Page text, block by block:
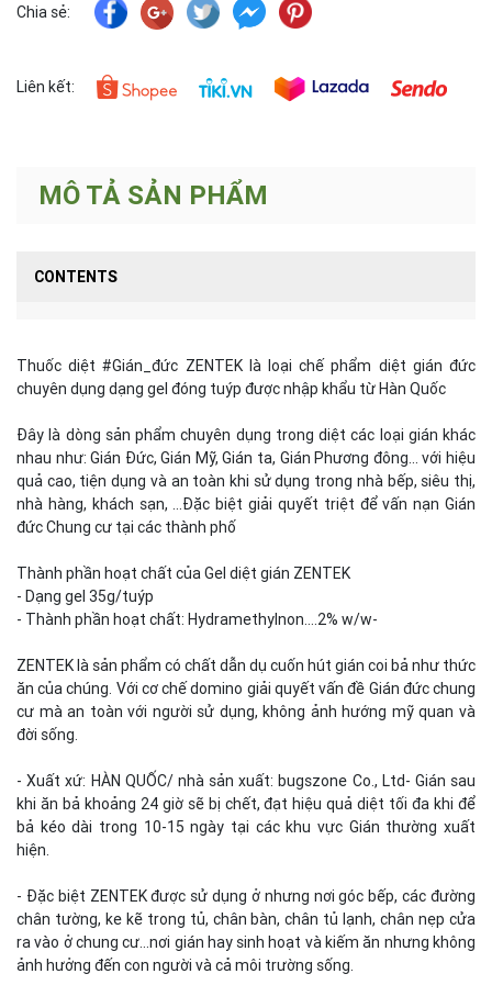
Chia sẻ:
Liên kết:
MÔ TẢ SẢN PHẨM
CONTENTS
Thuốc diệt #Gián_đức ZENTEK là loại chế phẩm diệt gián đức
chuyên dụng dạng gel đóng tuýp được nhập khẩu từ Hàn Quốc
Đây là dòng sản phẩm chuyên dụng trong diệt các loại gián khác
nhau như: Gián Đức, Gián Mỹ, Gián ta, Gián Phương đông... với hiệu
quả cao, tiện dụng và an toàn khi sử dụng trong nhà bếp, siêu thị,
nhà hàng, khách sạn, …Đặc biệt giải quyết triệt để vấn nạn Gián
đức Chung cư tại các thành phố
Thành phần hoạt chất của Gel diệt gián ZENTEK
- Dạng gel 35g/tuýp
- Thành phần hoạt chất: Hydramethylnon….2% w/w-
ZENTEK là sản phẩm có chất dẫn dụ cuốn hút gián coi bả như thức
ăn của chúng. Với cơ chế domino giải quyết vấn đề Gián đức chung
cư mà an toàn với người sử dụng, không ảnh hướng mỹ quan và
đời sống.
- Xuất xứ: HÀN QUỐC/ nhà sản xuất: bugszone Co., Ltd- Gián sau
khi ăn bả khoảng 24 giờ sẽ bị chết, đạt hiệu quả diệt tối đa khi để
bả kéo dài trong 10-15 ngày tại các khu vực Gián thường xuất
hiện.
- Đặc biệt ZENTEK được sử dụng ở nhưng nơi góc bếp, các đường
chân tường, ke kẽ trong tủ, chân bàn, chân tủ lạnh, chân nẹp cửa
ra vào ở chung cư...nơi gián hay sinh hoạt và kiếm ăn nhưng không
ảnh hưởng đến con người và cả môi trường sống.